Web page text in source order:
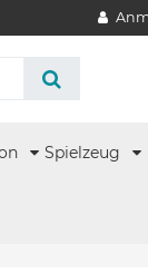
Spielzeug